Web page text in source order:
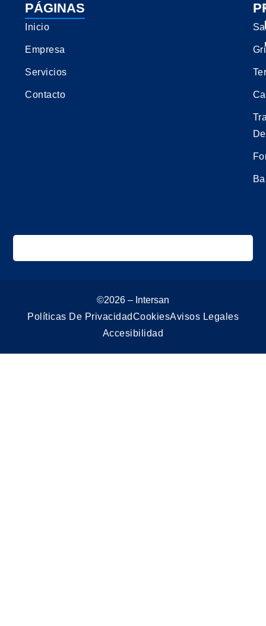
PÁGINAS
Inicio
Empresa
Servicios
Contacto
©2026 – Intersan
Políticas De PrivacidadCookiesAvisos Legales
Accesibilidad